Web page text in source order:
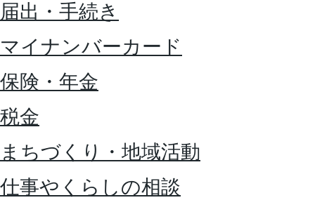
届出・手続き
マイナンバーカード
保険・年金
税金
まちづくり・地域活動
仕事やくらしの相談